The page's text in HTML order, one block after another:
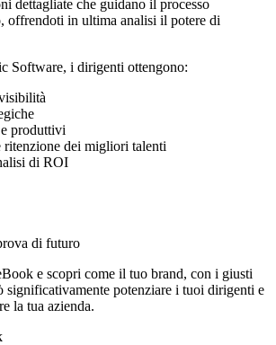
dettagliate che guidano il processo
offrendoti in ultima analisi il potere di
Software, i dirigenti ottengono:
produttivi
ritenzione dei migliori talenti
di ROI
di futuro
e scopri come il tuo brand, con i giusti
significativamente potenziare i tuoi dirigenti e
la tua azienda.